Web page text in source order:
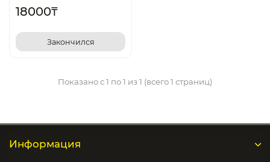
18000₸
Закончился
Показано с 1 по 1 из 1 (всего 1 страниц)
Информация